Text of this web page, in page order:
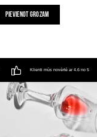
PIEVIENOT GROZAM
Klienti mūs novērtē ar 4.6 no 5